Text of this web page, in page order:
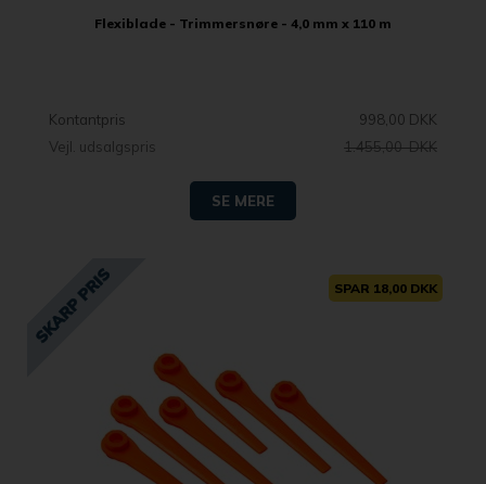
Flexiblade - Trimmersnøre - 4,0 mm x 110 m
Kontantpris
998,00 DKK
Vejl. udsalgspris
1.455,00 DKK
SE MERE
SPAR 18,00 DKK